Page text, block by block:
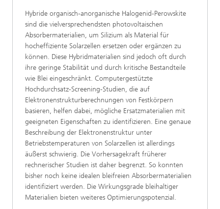
Hybride organisch-anorganische Halogenid-Perowskite
sind die vielversprechendsten photovoltaischen
Absorbermaterialien, um Silizium als Material für
hocheffiziente Solarzellen ersetzen oder ergänzen zu
können. Diese Hybridmaterialien sind jedoch oft durch
ihre geringe Stabilität und durch kritische Bestandteile
wie Blei eingeschränkt. Computergestützte
Hochdurchsatz-Screening-Studien, die auf
Elektronenstrukturberechnungen von Festkörpern
basieren, helfen dabei, mögliche Ersatzmaterialien mit
geeigneten Eigenschaften zu identifizieren. Eine genaue
Beschreibung der Elektronenstruktur unter
Betriebstemperaturen von Solarzellen ist allerdings
äußerst schwierig. Die Vorhersagekraft früherer
rechnerischer Studien ist daher begrenzt. So konnten
bisher noch keine idealen bleifreien Absorbermaterialien
identifiziert werden. Die Wirkungsgrade bleihaltiger
Materialien bieten weiteres Optimierungspotenzial.